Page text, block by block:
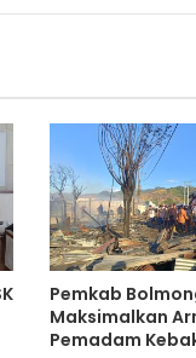
Pemkab
Maksimalkan
Pemadam